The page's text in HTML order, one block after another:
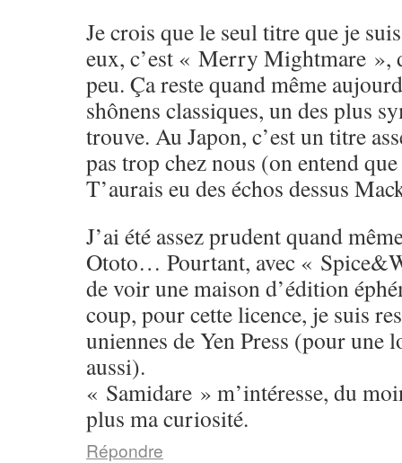
Je crois que le seul titre que je
eux, c’est « Merry Mightmare »,
peu. Ça reste quand même
shônens classiques, un des plus
trouve. Au Japon, c’est un titre
pas trop chez nous (on entend
T’aurais eu des échos dessus
J’ai été assez prudent quand
Ototo… Pourtant, avec «
de voir une maison d’édition
coup, pour cette licence, je suis
uniennes de Yen Press (pour une
aussi).
« Samidare » m’intéresse, du
plus ma curiosité.
Répondre